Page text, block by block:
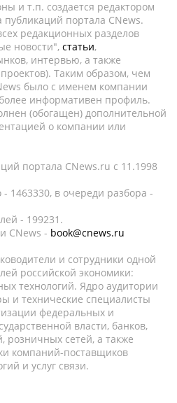
и т.п. создается редактором
портала CNews.
редакционных разделов
новости", статьи,
интервью, а также
Таким образом, чем
было с именем компании
информативен профиль.
(обогащен) дополнительной
о компании или
портала CNews.ru c 11.1998
1463330, в очереди разбора -
- 199231.
CNews - book@cnews.ru
и сотрудники одной
российской экономики:
технологий. Ядро аудитории
и технические специалисты
федеральных и
власти, банков,
сетей, а также
компаний-поставщиков
и услуг связи.